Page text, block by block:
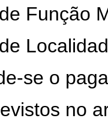
Função
se o
no